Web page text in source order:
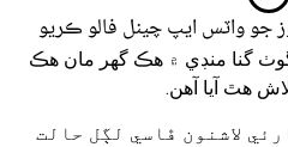
جو واٽس ايپ چينل فالو ڪريو
گنا منڊي ۾ هڪ گھر مان هڪ
هٿ آيا آهن.
لاشنون ڦاسي لڳل حالت